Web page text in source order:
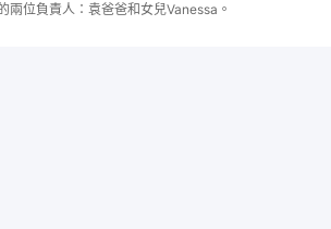
位負責人：袁爸爸和女兒Vanessa。